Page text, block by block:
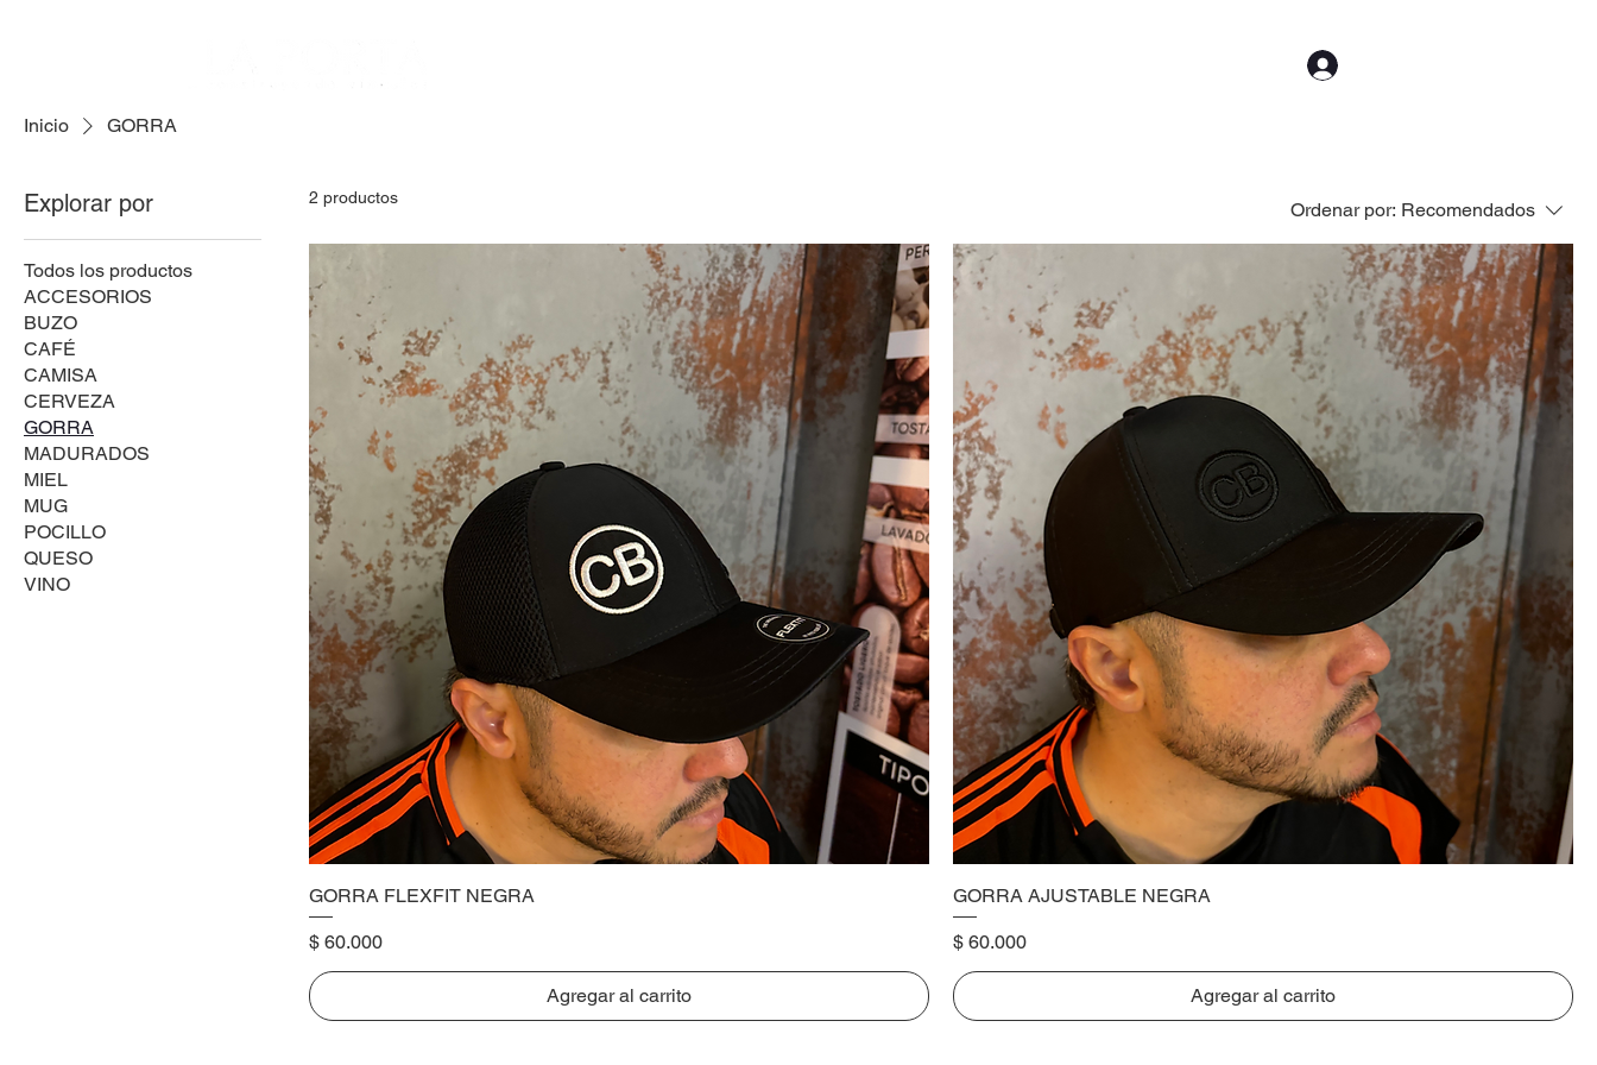
Inicio GORRA
Explorar por
Todos los productos
ACCESORIOS
BUZO
CAFÉ
CAMISA
CERVEZA
GORRA
MADURADOS
MIEL
MUG
POCILLO
QUESO
VINO
2 productos
Ordenar por: Recomendados
GORRA FLEXFIT NEGRA
Precio
$ 60.000
Agregar al carrito
GORRA AJUSTABLE NEGRA
Precio
$ 60.000
Agregar al carrito